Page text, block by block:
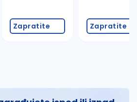
Zapratite Zapratite